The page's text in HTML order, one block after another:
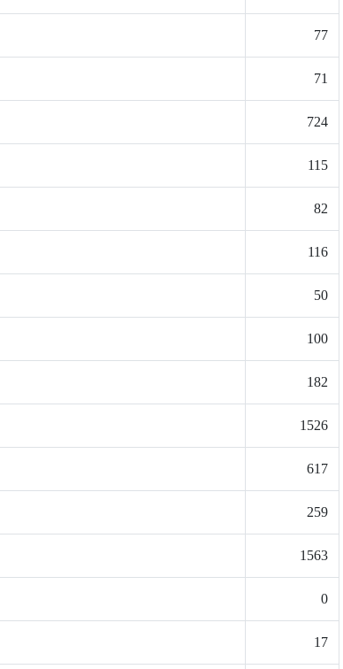
77
71
724
115
82
116
50
100
182
1526
617
259
1563
0
17